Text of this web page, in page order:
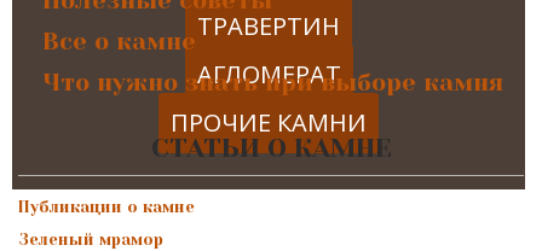
ТРАВЕРТИН
АГЛОМЕРАТ
ПРОЧИЕ КАМНИ
Все о камне
Что нужно знать при выборе камня
СТАТЬИ О КАМНЕ
Публикации о камне
Зеленый мрамор